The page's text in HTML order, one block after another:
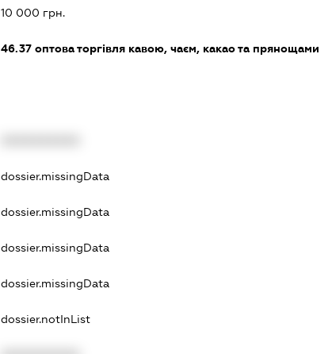
10 000 грн.
46.37 оптова торгівля кавою, чаєм, какао та прянощами
dossier.missingData
dossier.missingData
dossier.missingData
dossier.missingData
dossier.notInList